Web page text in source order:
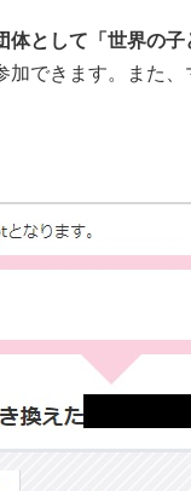
体として「世界の
できます。また